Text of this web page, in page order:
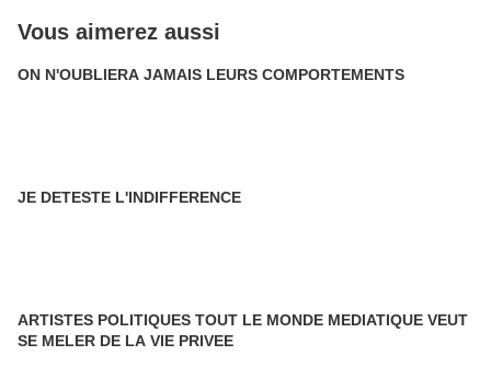
Vous aimerez aussi
ON N'OUBLIERA JAMAIS LEURS COMPORTEMENTS
JE DETESTE L'INDIFFERENCE
ARTISTES POLITIQUES TOUT LE MONDE MEDIATIQUE VEUT
SE MELER DE LA VIE PRIVEE